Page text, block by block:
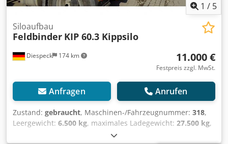
1 / 5
Diespeck 174 km
Siloaufbau
Feldbinder KIP 60.3 Kippsilo
11.000 €
Festpreis zzgl. MwSt.
Anfragen Anrufen
Zustand: gebraucht, Maschinen-/Fahrzeugnummer: 318,
Leergewicht: 6.500 kg, maximales Ladegewicht: 27.500 kg,
, Achsen-Konfiguration: